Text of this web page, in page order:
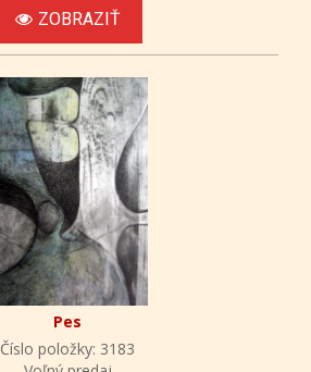
ZOBRAZIŤ
Pes
Číslo položky: 3183